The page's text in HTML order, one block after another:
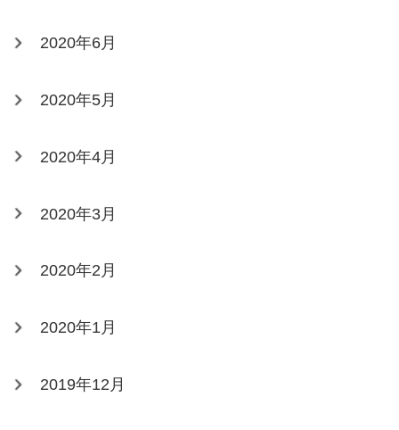
2020年6月
2020年5月
2020年4月
2020年3月
2020年2月
2020年1月
2019年12月